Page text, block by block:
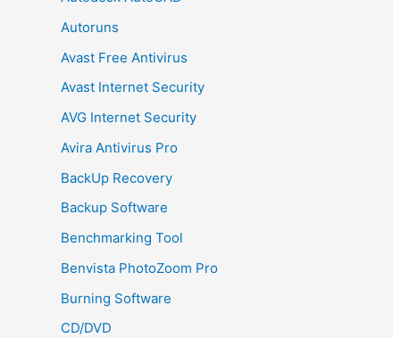
Autoruns
Avast Free Antivirus
Avast Internet Security
AVG Internet Security
Avira Antivirus Pro
BackUp Recovery
Backup Software
Benchmarking Tool
Benvista PhotoZoom Pro
Burning Software
CD/DVD